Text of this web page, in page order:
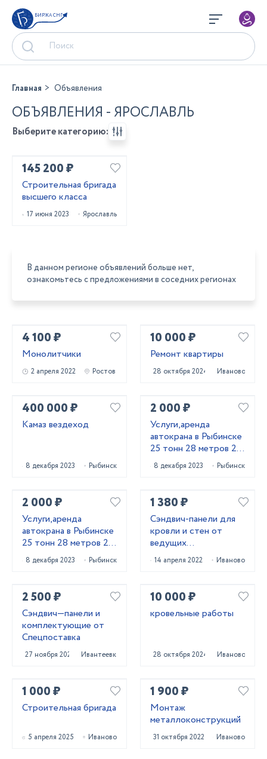
БИРЖА СНГ
Главная Объявления
ОБЪЯВЛЕНИЯ - ЯРОСЛАВЛЬ
Выберите категорию:
145 200 ₽
Строительная бригада
высшего класса
17 июня 2023 Ярославль
В данном регионе объявлений больше нет,
ознакомьтесь с предложениями в соседних регионах
4 100 ₽
Монолитчики
2 апреля 2022 Ростов
10 000 ₽
Ремонт квартиры
28 октября 2024 Иваново
400 000 ₽
Камаз вездеход
8 декабря 2023 Рыбинск
2 000 ₽
Услуги,аренда
автокрана в Рыбинске
25 тонн 28 метров 22
метра
8 декабря 2023 Рыбинск
2 000 ₽
Услуги,аренда
автокрана в Рыбинске
25 тонн 28 метров 22
метра
8 декабря 2023 Рыбинск
1 380 ₽
Сэндвич-панели для
кровли и стен от
ведущих
производителей
России
14 апреля 2022 Иваново
2 500 ₽
Сэндвич—панели и
комплектующие от
Спецпоставка
27 ноября 2021 Ивантеевка
10 000 ₽
кровельные работы
28 октября 2024 Иваново
1 000 ₽
Строительная бригада
5 апреля 2025 Иваново
1 900 ₽
Монтаж
металлоконструкций
31 октября 2022 Иваново